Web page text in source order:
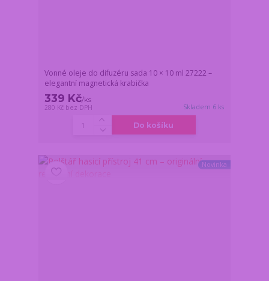
Vonné oleje do difuzéru sada 10 × 10 ml 27222 –
elegantní magnetická krabička
339 Kč/ks
280 Kč bez DPH Skladem 6 ks
Do košíku
Novinka